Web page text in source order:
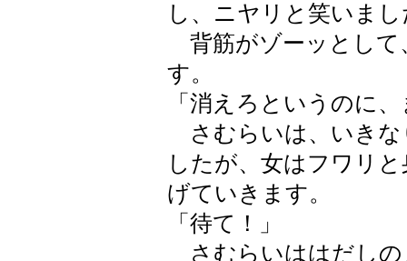
し、ニヤリと笑いまし
背筋がゾーッとして
す。
「消えろというのに
さむらいは、いきな
したが、女はフワリ
げていきます。
「待て！」
さむらいははだしの